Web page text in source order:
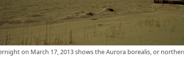
on March 17, 2013 shows the Aurora borealis, or